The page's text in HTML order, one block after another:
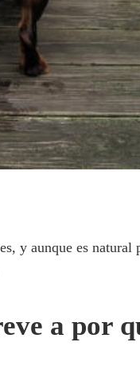
y aunque es natural
a por